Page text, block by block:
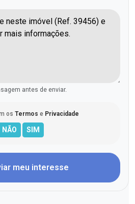
antes de enviar.
os Termos e Privacidade
meu interesse